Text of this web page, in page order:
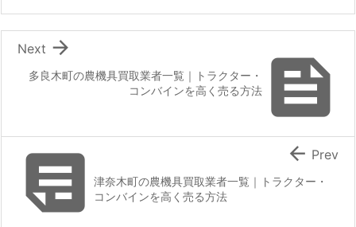

多良木町の農機具買取業者一覧｜トラクター・
コンバインを高く売る方法

Next
津奈木町の農機具買取業者一覧｜トラクター・
コンバインを高く売る方法
 Prev